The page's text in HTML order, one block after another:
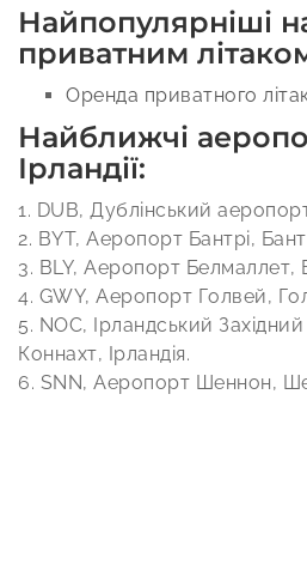
Найпопулярніші
приватним
Оренда приватного
Найближчі
Ірландії:
1. DUB, Дублінський
2. BYT, Аеропорт Бантрі,
3. BLY, Аеропорт Белмаллет,
4. GWY, Аеропорт Голвей,
5. NOC, Ірландський
Коннахт, Ірландія.
6. SNN, Аеропорт Шеннон,